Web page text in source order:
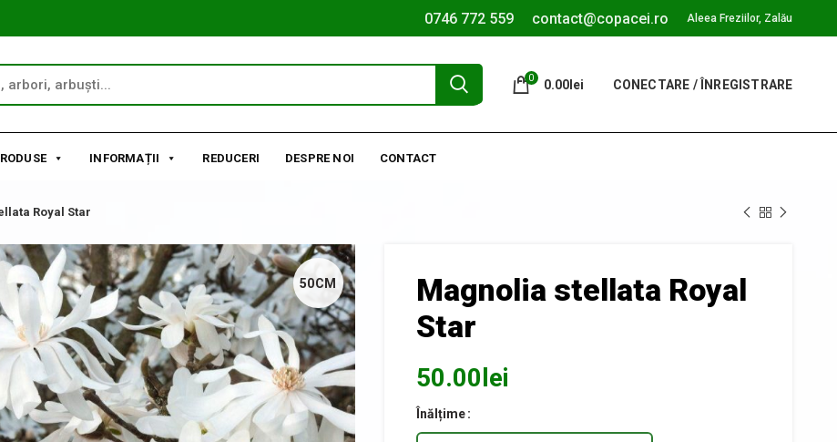
0746 772 559 contact@copacei.ro Aleea Freziilor, Zalău
0 0.00lei CONECTARE / ÎNREGISTRARE
INFORMAȚII REDUCERI DESPRE NOI CONTACT
Royal Star
50CM
Magnolia stellata Royal
Star
50.00lei
Înălțime